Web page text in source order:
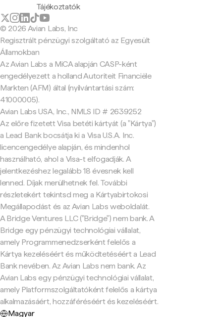
Tájékoztatók
© 2026 Avian Labs, Inc
Regisztrált pénzügyi szolgáltató az Egyesült
Államokban
Az Avian Labs a MiCA alapján CASP-ként
engedélyezett a holland Autoriteit Financiële
Markten (AFM) által (nyilvántartási szám:
41000005).
Avian Labs USA, Inc., NMLS ID # 2639252
Az előre fizetett Visa betéti kártyát (a "Kártya")
a Lead Bank bocsátja ki a Visa U.S.A. Inc.
licencengedélye alapján, és mindenhol
használható, ahol a Visa-t elfogadják. A
jelentkezéshez legalább 18 évesnek kell
lenned. Díjak merülhetnek fel. További
részletekért tekintsd meg a Kártyabirtokosi
Megállapodást és az Avian Labs weboldalát.
A Bridge Ventures LLC ("Bridge") nem bank. A
Bridge egy pénzügyi technológiai vállalat,
amely Programmenedzserként felelős a
Kártya kezeléséért és működtetéséért a Lead
Bank nevében. Az Avian Labs nem bank. Az
Avian Labs egy pénzügyi technológiai vállalat,
amely Platformszolgáltatóként felelős a kártya
alkalmazásáért, hozzáféréséért és kezeléséért.
Magyar